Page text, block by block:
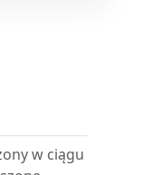
w ciągu